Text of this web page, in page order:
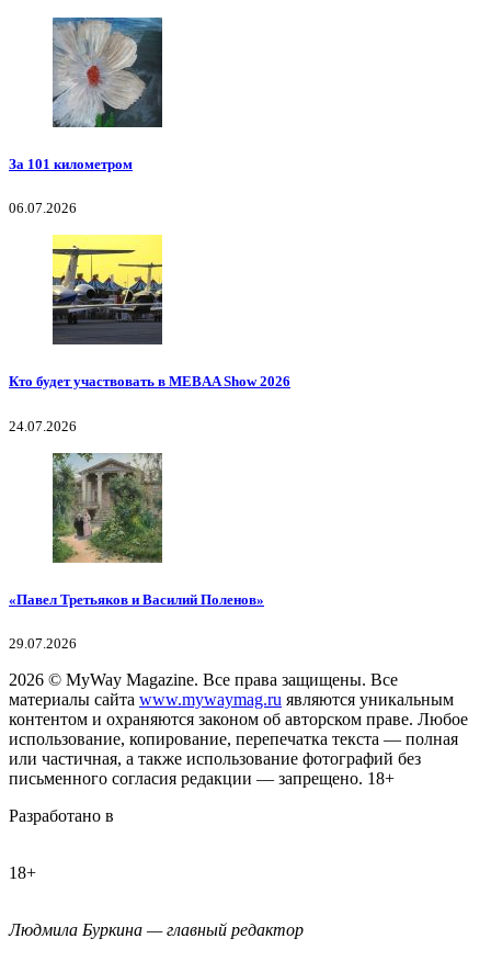
За 101 километром
06.07.2026
Кто будет участвовать в MEBAA Show 2026
24.07.2026
«Павел Третьяков и Василий Поленов»
29.07.2026
2026 © MyWay Magazine. Все права защищены. Все
материалы сайта www.mywaymag.ru являются уникальным
контентом и охраняются законом об авторском праве. Любое
использование, копирование, перепечатка текста — полная
или частичная, а также использование фотографий без
письменного согласия редакции — запрещено. 18+
Разработано в
18+
Людмила Буркина — главный редактор